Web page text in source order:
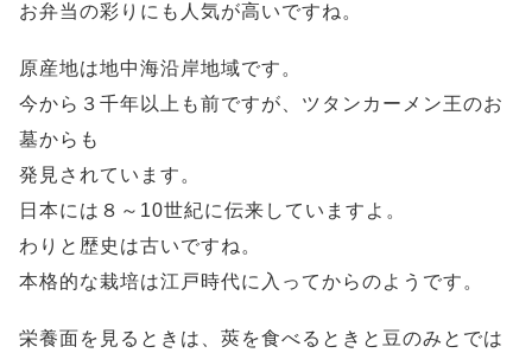
お弁当の彩りにも人気が高いですね。
原産地は地中海沿岸地域です。
今から３千年以上も前ですが、ツタンカーメン王のお
墓からも
発見されています。
日本には８～10世紀に伝来していますよ。
わりと歴史は古いですね。
本格的な栽培は江戸時代に入ってからのようです。
栄養面を見るときは、莢を食べるときと豆のみとでは